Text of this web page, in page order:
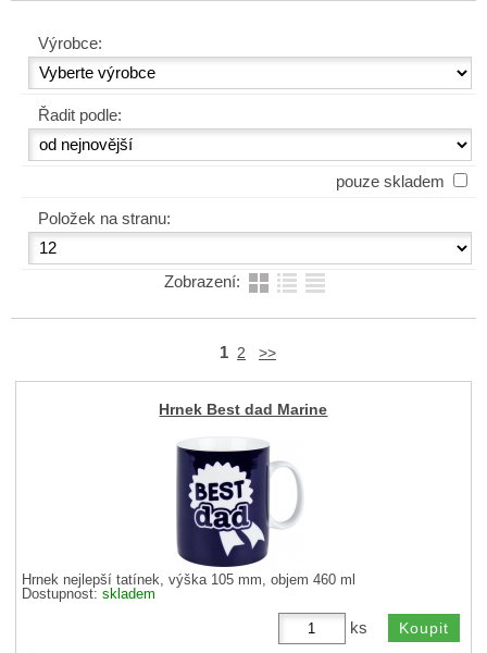
Výrobce:
Řadit podle:
pouze skladem
Položek na stranu:
Zobrazení:
1 2 >>
Hrnek Best dad Marine
Hrnek nejlepší tatínek, výška 105 mm, objem 460 ml
Dostupnost:skladem
ks